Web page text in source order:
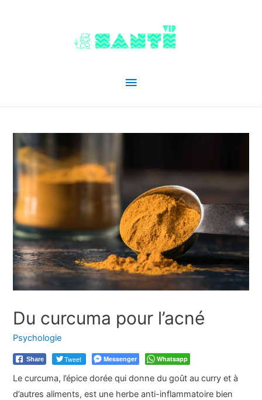
Menu
Du curcuma pour l’acné
Psychologie
Share Tweet Messenger Whatsapp
Le curcuma, l’épice dorée qui donne du goût au curry et à
d’autres aliments, est une herbe anti-inflammatoire bien